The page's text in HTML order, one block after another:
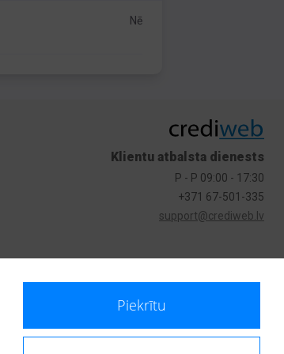
Nē
Klientu atbalsta dienests
P - P 09:00 - 17:30
+371 67-501-335
support@crediweb.lv
Piekrītu